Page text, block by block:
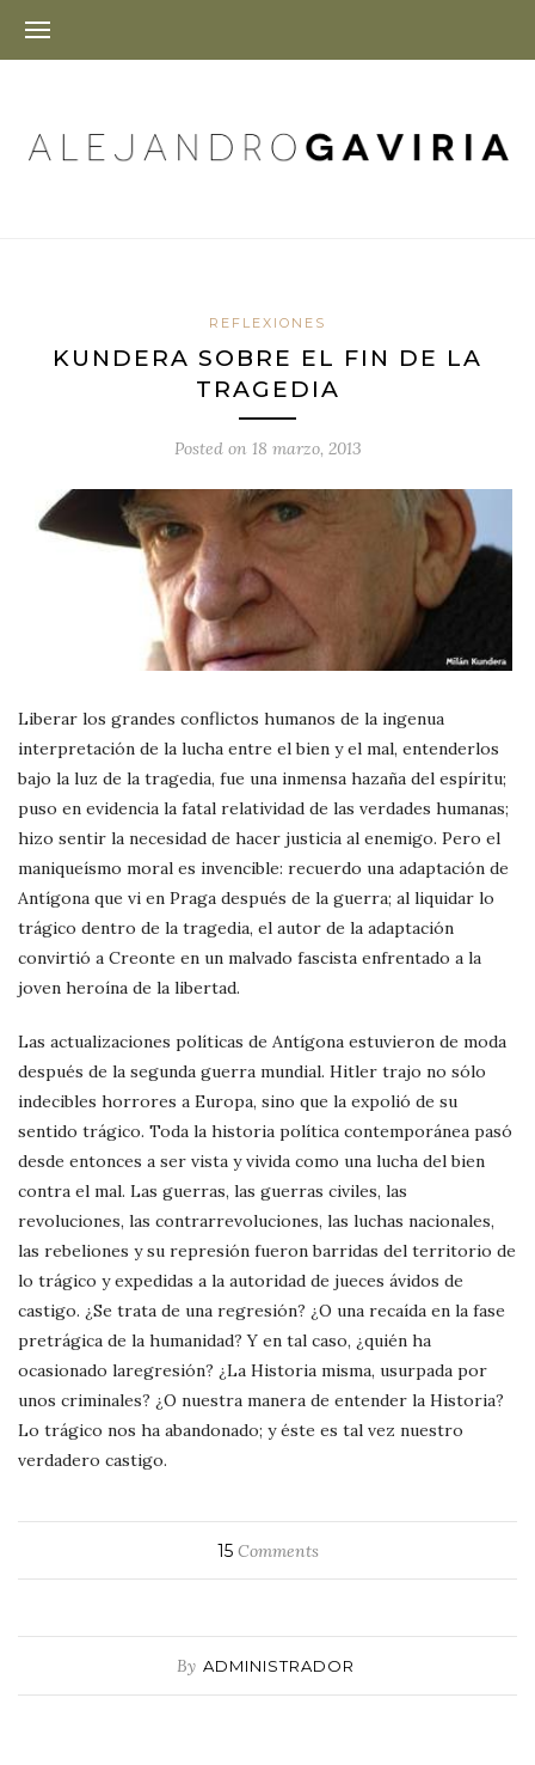
REFLEXIONES
KUNDERA SOBRE EL FIN DE LA
TRAGEDIA
Posted on 18 marzo, 2013
Liberar los grandes conflictos humanos de la ingenua
interpretación de la lucha entre el bien y el mal, entenderlos
bajo la luz de la tragedia, fue una inmensa hazaña del espíritu;
puso en evidencia la fatal relatividad de las verdades humanas;
hizo sentir la necesidad de hacer justicia al enemigo. Pero el
maniqueísmo moral es invencible: recuerdo una adaptación de
Antígona que vi en Praga después de la guerra; al liquidar lo
trágico dentro de la tragedia, el autor de la adaptación
convirtió a Creonte en un malvado fascista enfrentado a la
joven heroína de la libertad.
Las actualizaciones políticas de Antígona estuvieron de moda
después de la segunda guerra mundial. Hitler trajo no sólo
indecibles horrores a Europa, sino que la expolió de su
sentido trágico. Toda la historia política contemporánea pasó
desde entonces a ser vista y vivida como una lucha del bien
contra el mal. Las guerras, las guerras civiles, las
revoluciones, las contrarrevoluciones, las luchas nacionales,
las rebeliones y su represión fueron barridas del territorio de
lo trágico y expedidas a la autoridad de jueces ávidos de
castigo. ¿Se trata de una regresión? ¿O una recaída en la fase
pretrágica de la humanidad? Y en tal caso, ¿quién ha
ocasionado laregresión? ¿La Historia misma, usurpada por
unos criminales? ¿O nuestra manera de entender la Historia?
Lo trágico nos ha abandonado; y éste es tal vez nuestro
verdadero castigo.
15Comments
By ADMINISTRADOR